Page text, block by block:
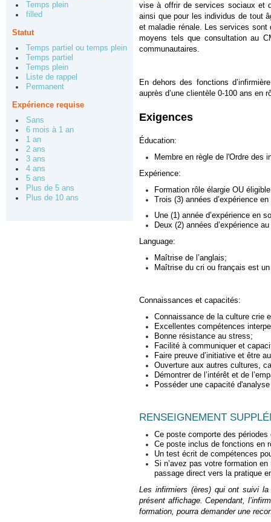
Temps plein
filled
Statut
Temps partiel ou temps plein
Temps partiel
Temps plein
Liste de rappel
Permanent
Expérience requise
Sans
6 mois à 1 an
1 an
2 ans
3 ans
4 ans
5 ans
Plus de 5 ans
Plus de 10 ans
vise à offrir de services sociaux et
ainsi que pour les individus de tout
et maladie rénale. Les services
moyens tels que consultation au
communautaires.
En dehors des fonctions
auprès d’une clientèle 0-100 ans en
Exigences
Éducation:
Membre en règle de l'Ordre des
Expérience:
Formation rôle élargie OU
Trois (3) années d’expérience
Une (1) année d’expérience en
Deux (2) années d’expérience
Language:
Maîtrise de l’anglais;
Maîtrise du cri ou français est
Connaissances et capacités:
Connaissance de la culture crie
Excellentes compétences
Bonne résistance au stress;
Facilité à communiquer et
Faire preuve d’initiative et être
Ouverture aux autres cultures,
Démontrer de l’intérêt et de
Posséder une capacité
RENSEIGNEMENT
Ce poste comporte des
Ce poste inclus de fonctions en
Un test écrit de compétences
Si n’avez pas votre formation
passage direct vers la pratique
Les infirmiers (ères) qui ont suivi
présent affichage. Cependant,
formation, pourra demander une